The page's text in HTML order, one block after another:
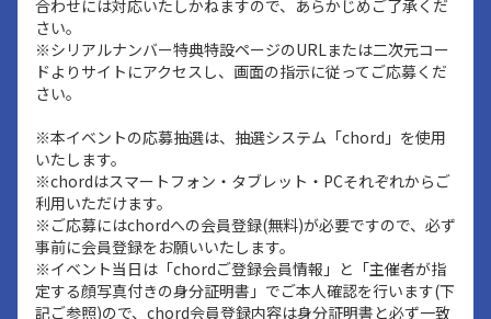
合わせには対応いたしかねますので、あらかじめご了承くだ
さい。
※シリアルナンバー特典特設ページのURLまたは二次元コー
ドよりサイトにアクセスし、画面の指示に従ってご応募くだ
さい。
※本イベントの応募抽選は、抽選システム「chord」を使用
いたします。
※chordはスマートフォン・タブレット・PCそれぞれからご
利用いただけます。
※ご応募にはchordへの会員登録(無料)が必要ですので、必ず
事前に会員登録をお願いいたします。
※イベント当日は「chordご登録会員情報」と「主催者が指
定する顔写真付きの身分証明書」でご本人確認を行います(下
記ご参照)ので、chord会員登録内容は身分証明書と必ず一致